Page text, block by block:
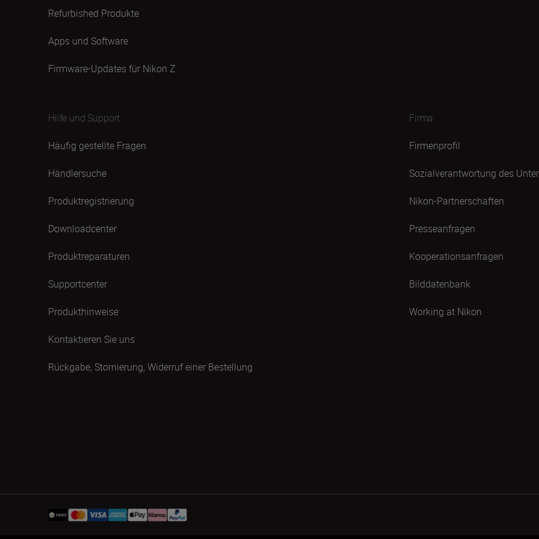
Refurbished Produkte
Apps und Software
Firmware-Updates für Nikon Z
Hilfe und Support
Häufig gestellte Fragen
Händlersuche
Produktregistrierung
Downloadcenter
Produktreparaturen
Supportcenter
Produkthinweise
Kontaktieren Sie uns
Rückgabe, Stornierung, Widerruf einer Bestellung
Firma
Firmenprofil
Sozialverantwortung des
Nikon-Partnerschaften
Presseanfragen
Kooperationsanfragen
Bilddatenbank
Working at Nikon